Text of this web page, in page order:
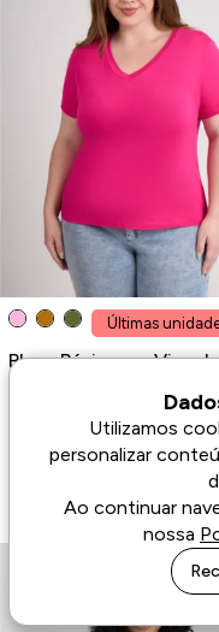
Últimas
Blusa Básica em
R$ 19,00
R$ 18,05 no pix
Utilizamos
personalizar
Ao continuar
nossa